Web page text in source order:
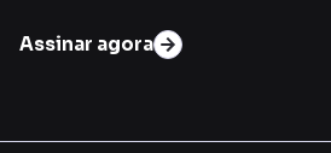
Assinar agora